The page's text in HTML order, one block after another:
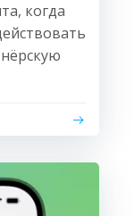
когда